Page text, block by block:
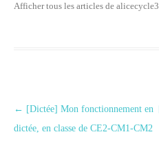
Afficher tous les articles de alicecycle3
Navigation des articles
← [Dictée] Mon fonctionnement en
dictée, en classe de CE2-CM1-CM2